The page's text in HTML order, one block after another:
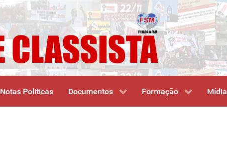
Notas Politicas Documentos Formação Mídia